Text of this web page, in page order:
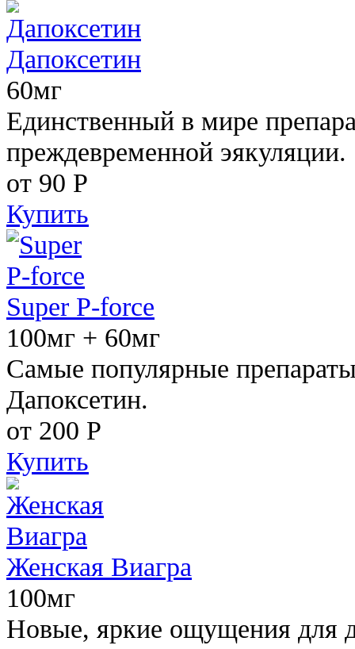
Дапоксетин
60мг
Единственный в мире
преждевременной эякуляции.
от 90 Р
Купить
Super P-force
100мг + 60мг
Самые популярные
Дапоксетин.
от 200 Р
Купить
Женская Виагра
100мг
Новые, яркие ощущения для